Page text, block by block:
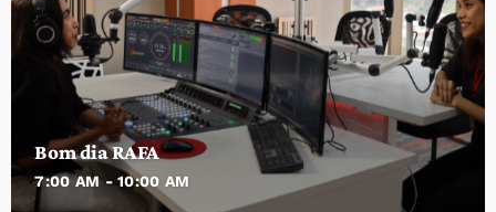
Bom dia RAFA
7:00 AM - 10:00 AM